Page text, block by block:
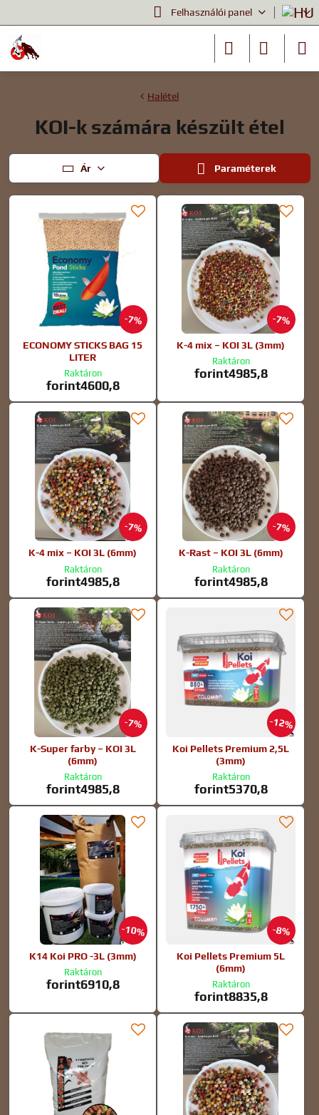
Felhasználói panel
Halétel
KOI-k számára készült étel
Ár Paraméterek
7%
ECONOMY STICKS BAG 15
LITER
Raktáron
forint4600,8
7%
K-4 mix – KOI 3L (3mm)
Raktáron
forint4985,8
7%
K-4 mix – KOI 3L (6mm)
Raktáron
forint4985,8
7%
K-Rast – KOI 3L (6mm)
Raktáron
forint4985,8
7%
K-Super farby – KOI 3L
(6mm)
Raktáron
forint4985,8
12%
Koi Pellets Premium 2,5L
(3mm)
Raktáron
forint5370,8
10%
K14 Koi PRO -3L (3mm)
Raktáron
forint6910,8
8%
Koi Pellets Premium 5L
(6mm)
Raktáron
forint8835,8